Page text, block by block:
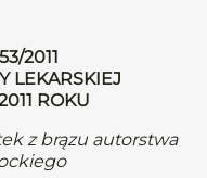
2011
LEKARSKIEJ
ROKU
z brązu autorstwa